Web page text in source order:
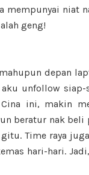
mempunyai niat
geng!
depan
unfollow
ini, makin
beratur nak
Time raya
hari-hari.